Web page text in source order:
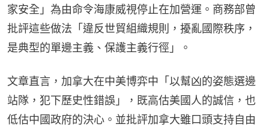
家安全」為由命令海康威視停止在加營運。商務部曾
批評這些做法「違反世貿組織規則，擾亂國際秩序，
是典型的單邊主義、保護主義行徑」。
文章直言，加拿大在中美博弈中「以幫凶的姿態選邊
站隊，犯下歷史性錯誤」，既高估美國人的誠信，也
低估中國政府的決心。並批評加拿大雖口頭支持自由